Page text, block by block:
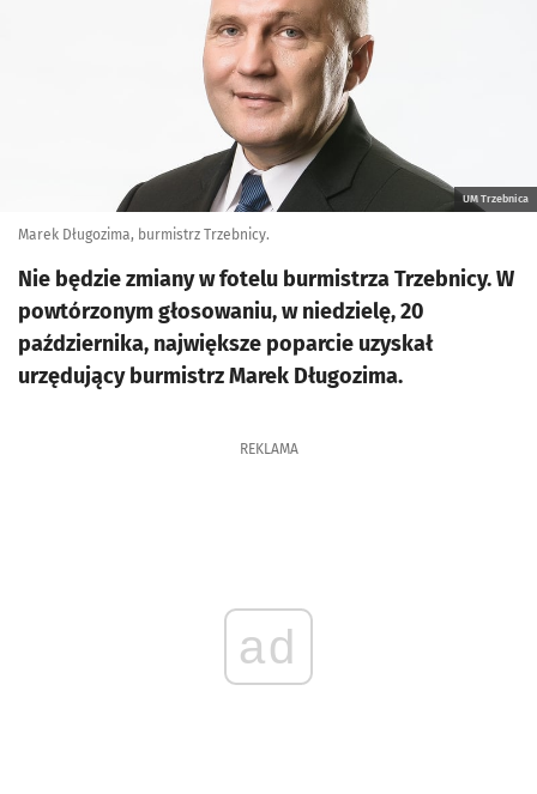
UM Trzebnica
Marek Długozima, burmistrz Trzebnicy.
Nie będzie zmiany w fotelu burmistrza Trzebnicy. W
powtórzonym głosowaniu, w niedzielę, 20
października, największe poparcie uzyskał
urzędujący burmistrz Marek Długozima.
REKLAMA
ad